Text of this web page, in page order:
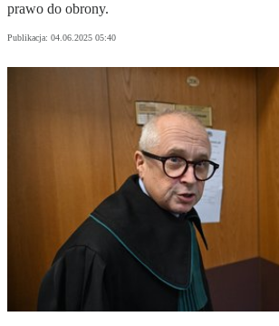
prawo do obrony.
Publikacja: 04.06.2025 05:40